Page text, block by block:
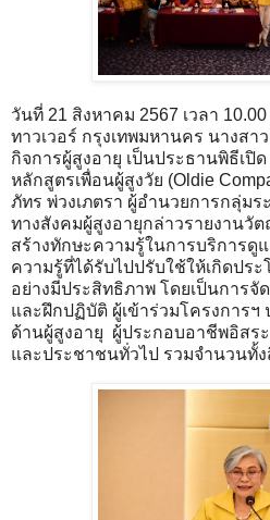
วันที่ 21 สิงหาคม 2567 เวลา
ทาวเวอร์ กรุงเทพมหานคร นางสา
กิจการผู้สูงอายุ เป็นประธานพิธีเปิ
หลักสูตรเพื่อนผู้สูงวัย (Oldie
ภัทร พ่วงเภตรา ผู้อำนวยการกลุ่มร
ทางสังคมผู้สูงอายุกล่าวรายงานวัต
สร้างทักษะความรู้ในการบริการดู
ความรู้ที่ได้รับไปปรับใช้ให้เกิดปร
อย่างมีประสิทธิภาพ โดยเป็นการจั
และฝึกปฏิบัติ ผู้เข้าร่วมโครงการฯ
ด้านผู้สูงอายุ ผู้ประกอบอาชีพอิสร
และประชาชนทั่วไป รวมจำนวนทั้